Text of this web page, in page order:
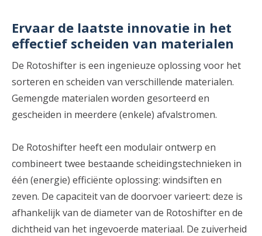
Ervaar de laatste innovatie in het
effectief scheiden van materialen
De Rotoshifter is een ingenieuze oplossing voor het
sorteren en scheiden van verschillende materialen.
Gemengde materialen worden gesorteerd en
gescheiden in meerdere (enkele) afvalstromen.
De Rotoshifter heeft een modulair ontwerp en
combineert twee bestaande scheidingstechnieken in
één (energie) efficiënte oplossing: windsiften en
zeven. De capaciteit van de doorvoer varieert: deze is
afhankelijk van de diameter van de Rotoshifter en de
dichtheid van het ingevoerde materiaal. De zuiverheid